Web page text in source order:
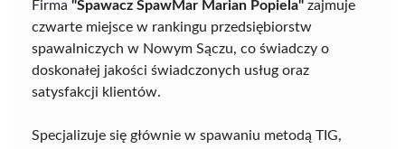
Firma "Spawacz SpawMar Marian Popiela" zajmuje
czwarte miejsce w rankingu przedsiębiorstw
spawalniczych w Nowym Sączu, co świadczy o
doskonałej jakości świadczonych usług oraz
satysfakcji klientów.
Specjalizuje się głównie w spawaniu metodą TIG,